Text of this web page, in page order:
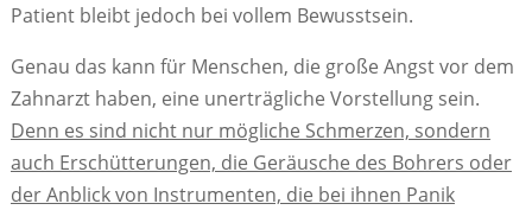
Patient bleibt jedoch bei vollem Bewusstsein.
Genau das kann für Menschen, die große Angst vor dem
Zahnarzt haben, eine unerträgliche Vorstellung sein.
Denn es sind nicht nur mögliche Schmerzen, sondern
auch Erschütterungen, die Geräusche des Bohrers oder
der Anblick von Instrumenten, die bei ihnen Panik